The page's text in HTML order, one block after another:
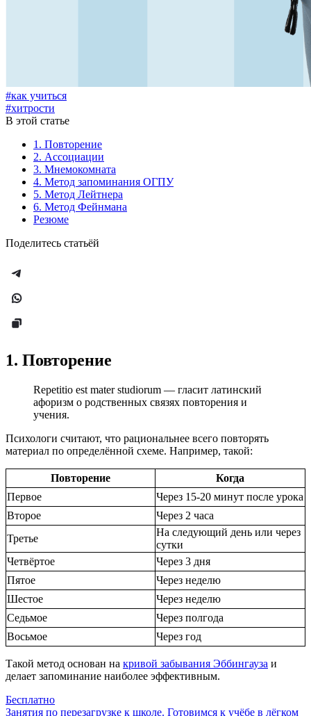
#как учиться
#хитрости
В этой статье
1. Повторение
2. Ассоциации
3. Мнемокомната
4. Метод запоминания ОГПУ
5. Метод Лейтнера
6. Метод Фейнмана
Резюме
Поделитесь статьёй
1. Повторение
Repetitio est mater studiorum — гласит латинский
афоризм о родственных связях повторения и
учения.
Психологи считают, что рациональнее всего повторять
материал по определённой схеме. Например, такой:
Повторение
Когда
Первое
Через 15-20 минут после урока
Второе
Через 2 часа
Третье
На следующий день или через
сутки
Четвёртое
Через 3 дня
Пятое
Через неделю
Шестое
Через неделю
Седьмое
Через полгода
Восьмое
Через год
Такой метод основан на кривой забывания Эббингауза и
делает запоминание наиболее эффективным.
Бесплатно
Занятия по перезагрузке к школе. Готовимся к учёбе в лёгком